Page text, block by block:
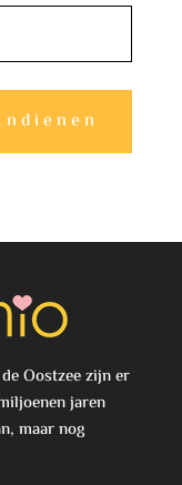
Oostzee zijn er
jaren
maar nog